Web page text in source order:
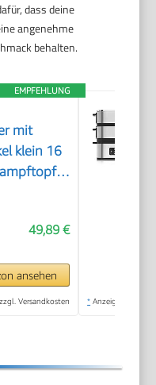
dass deine
angenehme
behalten.
EMPFEHLUNG
mit
klein 16
Topf
für
oder
49,89 €
ansehen
Versandkosten * Anzeige